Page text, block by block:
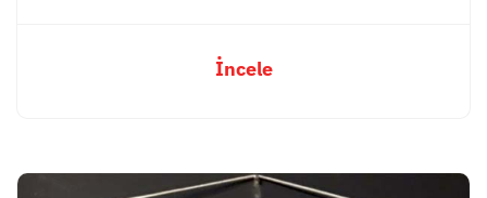
İncele